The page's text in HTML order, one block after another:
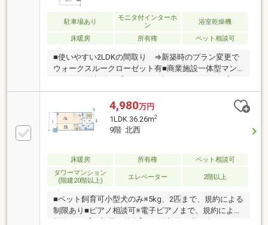
駐車場あり
モニタ付インターホ
ン
浴室乾燥機
床暖房 所有権 ペット相談可
■使いやすい2LDKの間取り ⇒新築時のプラン変更で
ウォークスルークローゼット有■商業施設一体型マン
ークスペース、ラウンジエリア、 キッチンスタジ
オを備えた居住者専用施設。■充実のマンション管理
サービス ⇒24時間有人管理、緊急相談窓口「サービ
スデスク24」、 セコムによる24時間遠隔監視シス
テム■大切なペットと一緒にお住まい頂けます。※別途
器あり
4,980万円
1LDK 36.26m2
9階 北西
床暖房 所有権
ペット相談可
タワーマンション
(階建20階以上)
エレベーター 2階以上
■ペット飼育可小型犬のみ※5kg、2匹まで、規約による
制限あり■ピアノ相談可※電子ピアノまで、規約による